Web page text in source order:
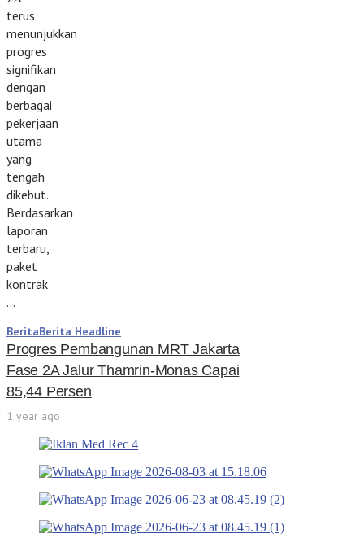
terus
menunjukkan
progres
signifikan
dengan
berbagai
pekerjaan
utama
yang
tengah
dikebut.
Berdasarkan
laporan
terbaru,
paket
kontrak
…
BeritaBerita Headline
Progres Pembangunan MRT Jakarta
Fase 2A Jalur Thamrin-Monas Capai
85,44 Persen
1 year ago